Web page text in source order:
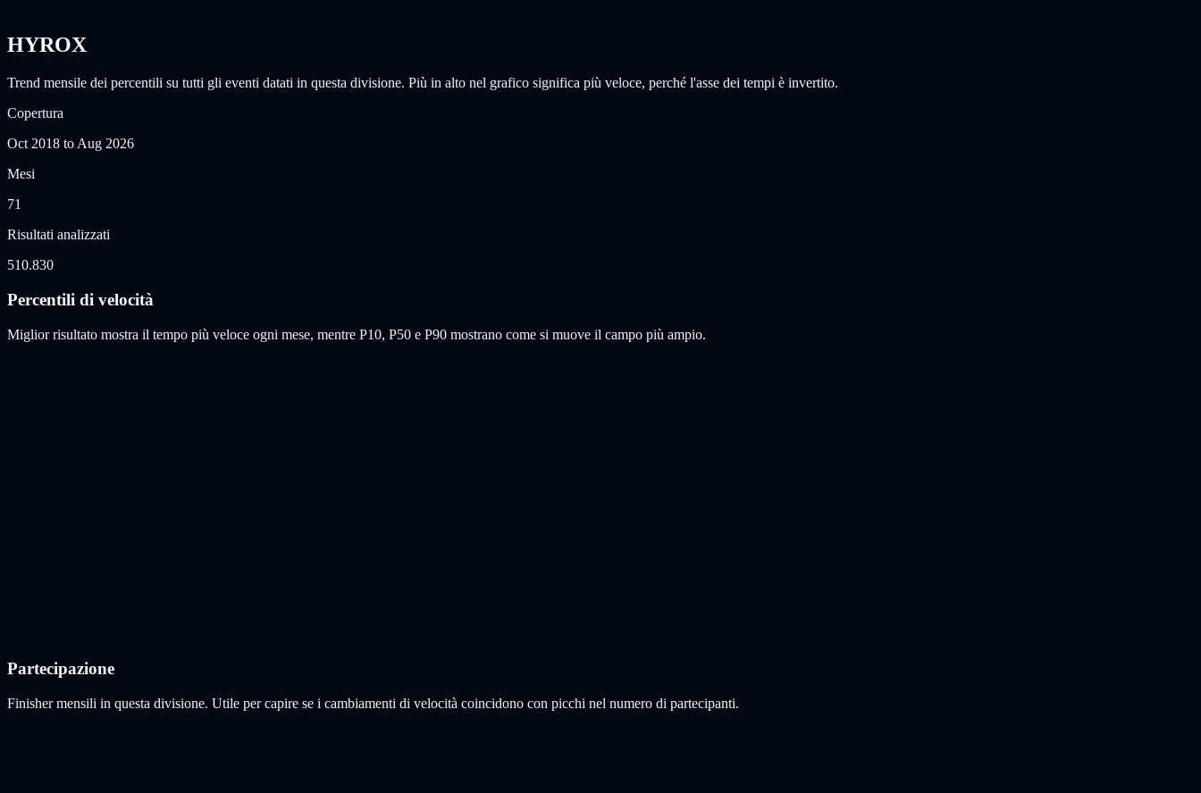
HYROX
Trend mensile dei percentili su tutti gli eventi datati in questa divisione. Più in alto nel grafico significa più veloce, perché l'asse dei tempi è invertito.
Copertura
Oct 2018 to Aug 2026
Mesi
71
Risultati analizzati
510.830
Percentili di velocità
Miglior risultato mostra il tempo più veloce ogni mese, mentre P10, P50 e P90 mostrano come si muove il campo più ampio.
Partecipazione
Finisher mensili in questa divisione. Utile per capire se i cambiamenti di velocità coincidono con picchi nel numero di partecipanti.